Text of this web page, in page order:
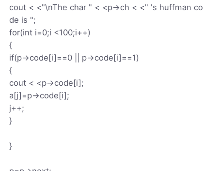
cout < <"\nThe char " < <p->ch < <" 's huffman co
de is ";
for(int i=0;i <100;i++)
{
if(p->code[i]==0 || p->code[i]==1)
{
cout < <p->code[i];
a[j]=p->code[i];
j++;
}
}